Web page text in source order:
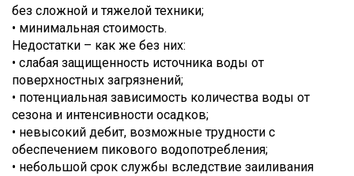
без сложной и тяжелой техники;
• минимальная стоимость.
Недостатки – как же без них:
• слабая защищенность источника воды от
поверхностных загрязнений;
• потенциальная зависимость количества воды от
сезона и интенсивности осадков;
• невысокий дебит, возможные трудности с
обеспечением пикового водопотребления;
• небольшой срок службы вследствие заиливания